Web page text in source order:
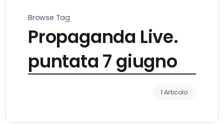
Browse Tag
Propaganda Live.
puntata 7 giugno
1 Articolo